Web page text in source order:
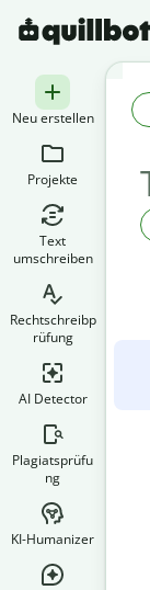
Neu erstellen
Projekte
Text
umschreiben
Rechtschreibp
rüfung
AI Detector
Plagiatsprüfu
ng
KI-Humanizer